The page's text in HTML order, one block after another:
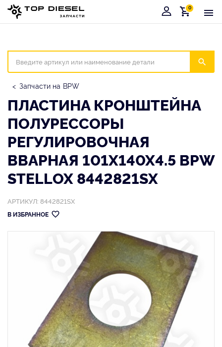
Корзина
0
Запчасти на BPW
ПЛАСТИНА КРОНШТЕЙНА
ПОЛУРЕССОРЫ
РЕГУЛИРОВОЧНАЯ
ВВАРНАЯ 101X140X4.5 BPW
STELLOX 8442821SX
АРТИКУЛ: 8442821SX
В ИЗБРАННОЕ